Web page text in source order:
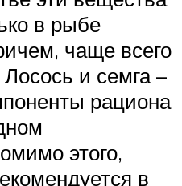
в рыбе
чаще всего
и семга –
рациона
этого,
в